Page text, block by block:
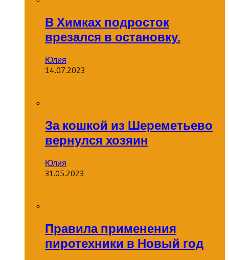
В Химках подросток
врезался в остановку.
Юлия
14.07.2023
За кошкой из Шереметьево
вернулся хозяин
Юлия
31.05.2023
Правила применения
пиротехники в Новый год